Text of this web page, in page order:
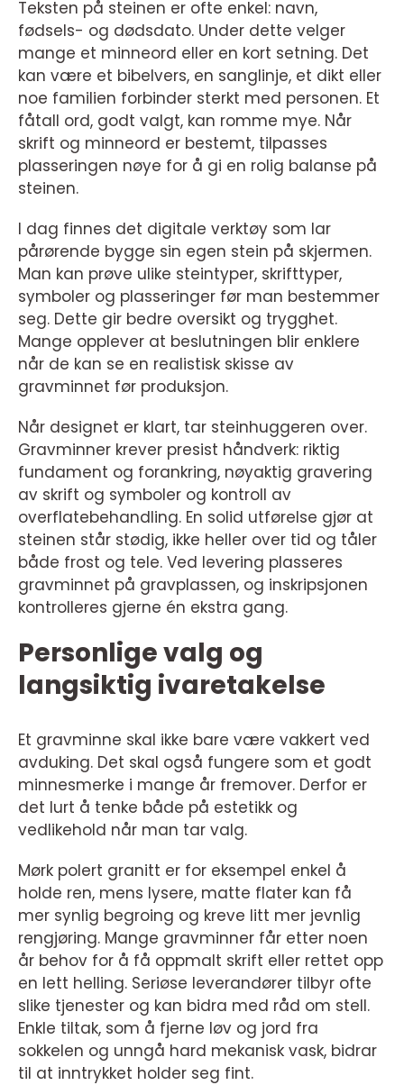
Teksten på steinen er ofte enkel: navn,
fødsels- og dødsdato. Under dette velger
mange et minneord eller en kort setning. Det
kan være et bibelvers, en sanglinje, et dikt eller
noe familien forbinder sterkt med personen. Et
fåtall ord, godt valgt, kan romme mye. Når
skrift og minneord er bestemt, tilpasses
plasseringen nøye for å gi en rolig balanse på
steinen.
I dag finnes det digitale verktøy som lar
pårørende bygge sin egen stein på skjermen.
Man kan prøve ulike steintyper, skrifttyper,
symboler og plasseringer før man bestemmer
seg. Dette gir bedre oversikt og trygghet.
Mange opplever at beslutningen blir enklere
når de kan se en realistisk skisse av
gravminnet før produksjon.
Når designet er klart, tar steinhuggeren over.
Gravminner krever presist håndverk: riktig
fundament og forankring, nøyaktig gravering
av skrift og symboler og kontroll av
overflatebehandling. En solid utførelse gjør at
steinen står stødig, ikke heller over tid og tåler
både frost og tele. Ved levering plasseres
gravminnet på gravplassen, og inskripsjonen
kontrolleres gjerne én ekstra gang.
Personlige valg og
langsiktig ivaretakelse
Et gravminne skal ikke bare være vakkert ved
avduking. Det skal også fungere som et godt
minnesmerke i mange år fremover. Derfor er
det lurt å tenke både på estetikk og
vedlikehold når man tar valg.
Mørk polert granitt er for eksempel enkel å
holde ren, mens lysere, matte flater kan få
mer synlig begroing og kreve litt mer jevnlig
rengjøring. Mange gravminner får etter noen
år behov for å få oppmalt skrift eller rettet opp
en lett helling. Seriøse leverandører tilbyr ofte
slike tjenester og kan bidra med råd om stell.
Enkle tiltak, som å fjerne løv og jord fra
sokkelen og unngå hard mekanisk vask, bidrar
til at inntrykket holder seg fint.